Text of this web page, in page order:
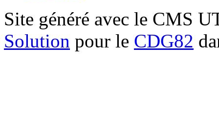
Site généré avec le CMS
Solution pour le CDG82